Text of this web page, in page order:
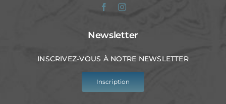
Newsletter
INSCRIVEZ-VOUS À NOTRE NEWSLETTER
Inscription